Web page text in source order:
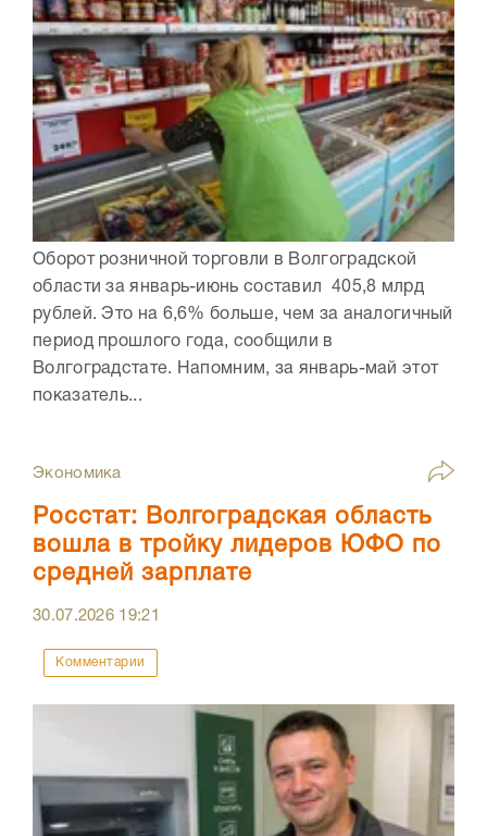
Оборот розничной торговли в Волгоградской
области за январь-июнь составил 405,8 млрд
рублей. Это на 6,6% больше, чем за аналогичный
период прошлого года, сообщили в
Волгоградстате. Напомним, за январь-май этот
показатель...
Экономика
Росстат: Волгоградская область
вошла в тройку лидеров ЮФО по
средней зарплате
30.07.2026 19:21
Комментарии